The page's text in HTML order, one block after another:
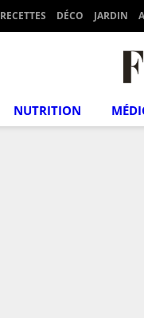
RECETTES DÉCO JARDIN
NUTRITION